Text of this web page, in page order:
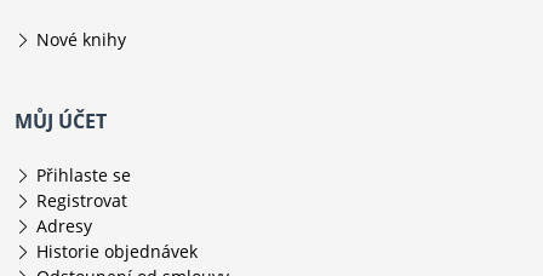
Nové knihy
MŮJ ÚČET
Přihlaste se
Registrovat
Adresy
Historie objednávek